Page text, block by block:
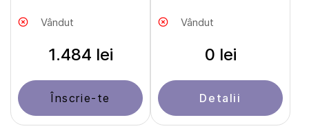
Vândut
1.484 lei
Înscrie-te
Vândut
0 lei
Detalii